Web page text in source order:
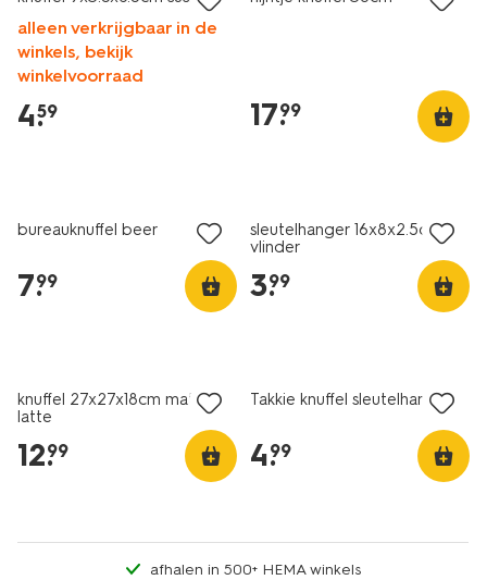
alleen verkrijgbaar in de
winkels, bekijk
winkelvoorraad
4.
59 17.
99
bureauknuffel beer
7.
99
sleutelhanger 16x8x2.5cm
vlinder
3.
99
knuffel 27x27x18cm matcha
latte
12.
99
Takkie knuffel sleutelhanger
4.
99
afhalen in 500+ HEMA winkels